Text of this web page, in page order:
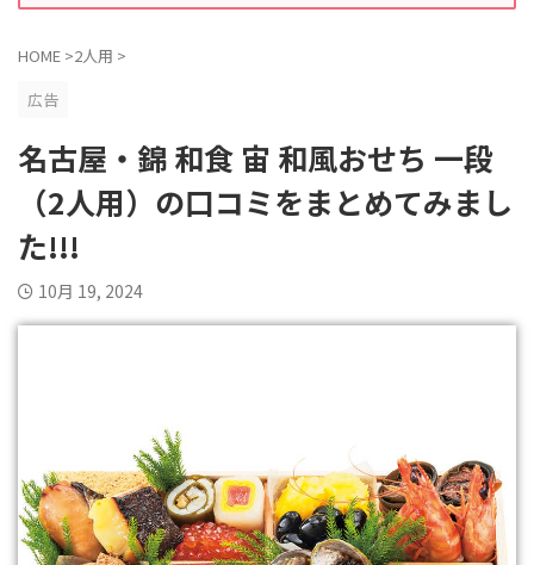
HOME >2人用 >
広告
名古屋・錦 和食 宙 和風おせち 一段
（2人用）の口コミをまとめてみまし
た!!!
10月 19, 2024